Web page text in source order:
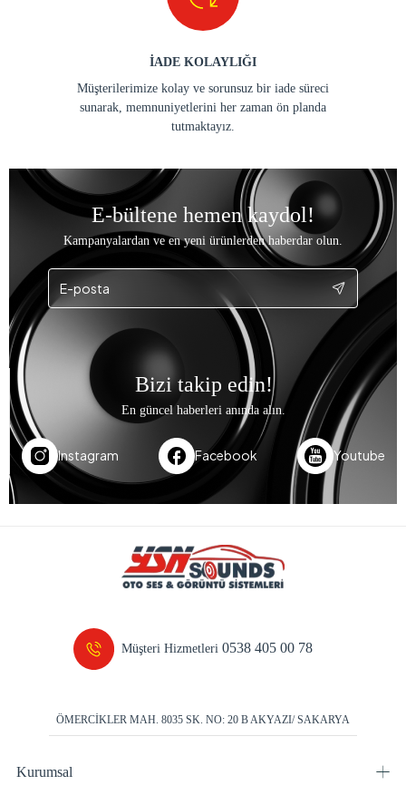
İADE KOLAYLIĞI
Müşterilerimize kolay ve sorunsuz bir iade süreci
sunarak, memnuniyetlerini her zaman ön planda
tutmaktayız.
E-bültene hemen kaydol!
Kampanyalardan ve en yeni ürünlerden haberdar olun.
Bizi takip edin!
En güncel haberleri anında alın.
Instagram Facebook Youtube
Müşteri Hizmetleri0538 405 00 78
ÖMERCİKLER MAH. 8035 SK. NO: 20 B AKYAZI/ SAKARYA
Kurumsal